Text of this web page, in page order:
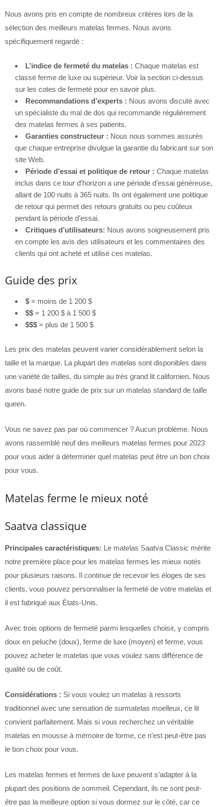
Nous avons pris en compte de nombreux critères lors de la
sélection des meilleurs matelas fermes. Nous avons
spécifiquement regardé :
L’indice de fermeté du matelas : Chaque matelas est
classé ferme de luxe ou supérieur. Voir la section ci-dessus
sur les cotes de fermeté pour en savoir plus.
Recommandations d’experts : Nous avons discuté avec
un spécialiste du mal de dos qui recommande régulièrement
des matelas fermes à ses patients.
Garanties constructeur : Nous nous sommes assurés
que chaque entreprise divulgue la garantie du fabricant sur son
site Web.
Période d’essai et politique de retour : Chaque matelas
inclus dans ce tour d’horizon a une période d’essai généreuse,
allant de 100 nuits à 365 nuits. Ils ont également une politique
de retour qui permet des retours gratuits ou peu coûteux
pendant la période d’essai.
Critiques d’utilisateurs: Nous avons soigneusement pris
en compte les avis des utilisateurs et les commentaires des
clients qui ont acheté et utilisé ces matelas.
Guide des prix
$ = moins de 1 200 $
$$ = 1 200 $ à 1 500 $
$$$ = plus de 1 500 $
Les prix des matelas peuvent varier considérablement selon la
taille et la marque. La plupart des matelas sont disponibles dans
une variété de tailles, du simple au très grand lit californien. Nous
avons basé notre guide de prix sur un matelas standard de taille
queen.
Vous ne savez pas par où commencer ? Aucun problème. Nous
avons rassemblé neuf des meilleurs matelas fermes pour 2023
pour vous aider à déterminer quel matelas peut être un bon choix
pour vous.
Matelas ferme le mieux noté
Saatva classique
Principales caractéristiques: Le matelas Saatva Classic mérite
notre première place pour les matelas fermes les mieux notés
pour plusieurs raisons. Il continue de recevoir les éloges de ses
clients, vous pouvez personnaliser la fermeté de votre matelas et
il est fabriqué aux États-Unis.
Avec trois options de fermeté parmi lesquelles choisir, y compris
doux en peluche (doux), ferme de luxe (moyen) et ferme, vous
pouvez acheter le matelas que vous voulez sans différence de
qualité ou de coût.
Considérations : Si vous voulez un matelas à ressorts
traditionnel avec une sensation de surmatelas moelleux, ce lit
convient parfaitement. Mais si vous recherchez un véritable
matelas en mousse à mémoire de forme, ce n’est peut-être pas
le bon choix pour vous.
Les matelas fermes et fermes de luxe peuvent s’adapter à la
plupart des positions de sommeil. Cependant, ils ne sont peut-
être pas la meilleure option si vous dormez sur le côté, car ce